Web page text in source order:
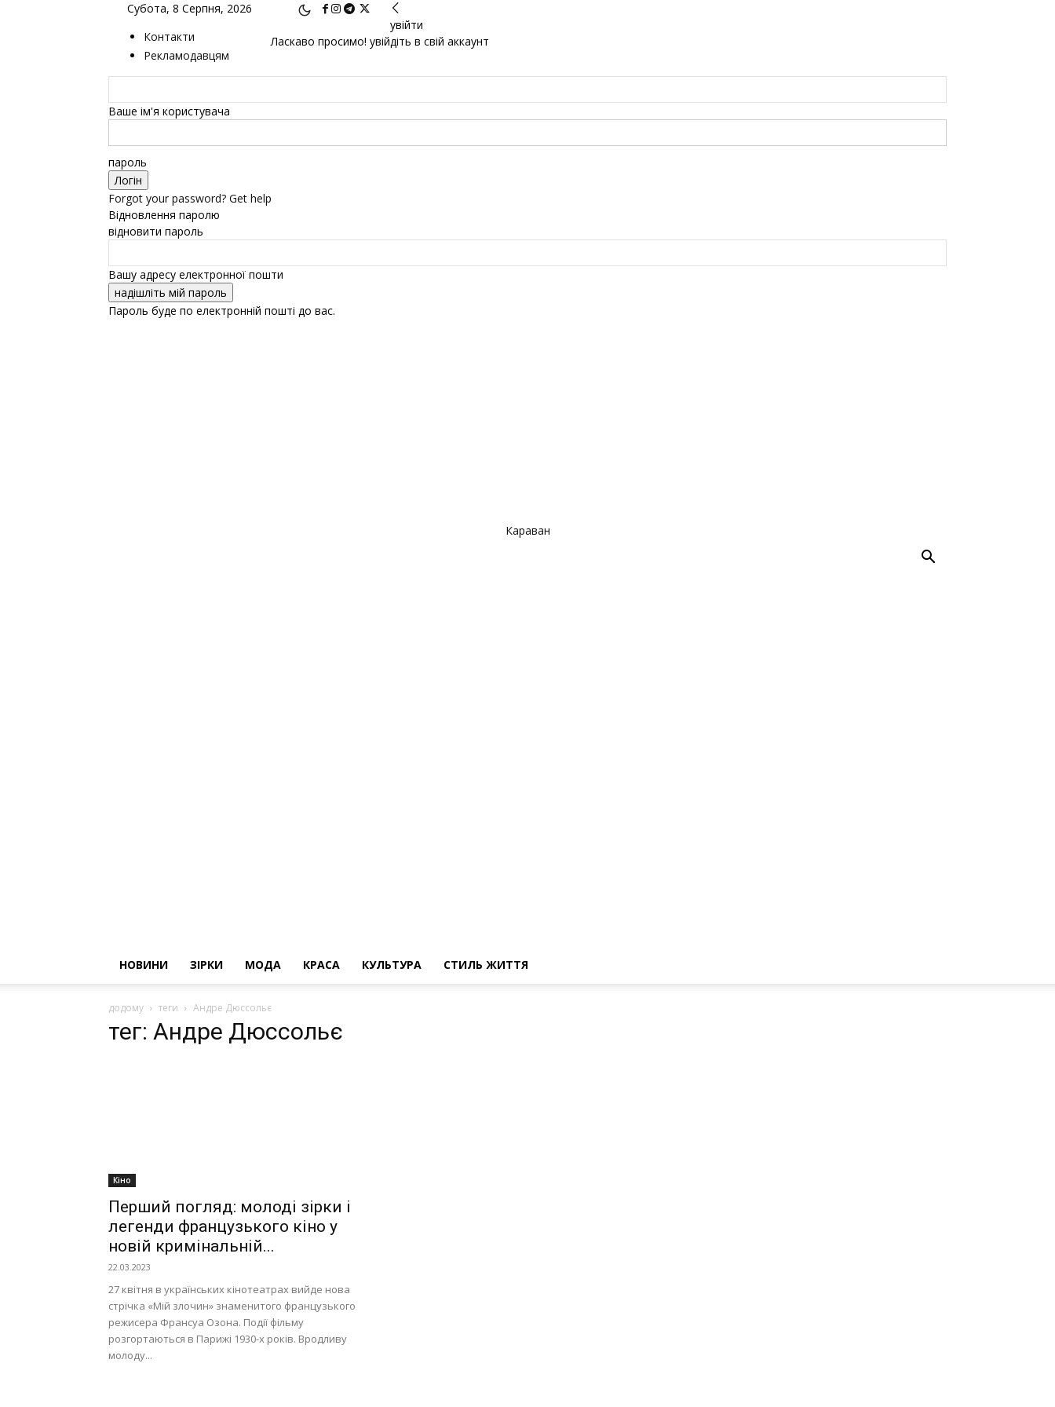
Субота, 8 Серпня, 2026
Контакти
Рекламодавцям
увійти
Ласкаво просимо! увійдіть в свій аккаунт
Ваше ім'я користувача
пароль
Forgot your password? Get help
Відновлення паролю
відновити пароль
Вашу адресу електронної пошти
Пароль буде по електронній пошті до вас.
Караван
НОВИНИ ЗІРКИ МОДА КРАСА КУЛЬТУРА СТИЛЬ ЖИТТЯ
додому теги Андре Дюссольє
тег: Андре Дюссольє
Кіно
Перший погляд: молоді зірки і
легенди французького кіно у
новій кримінальній...
22.03.2023
27 квітня в українських кінотеатрах вийде нова
стрічка «Мій злочин» знаменитого французького
режисера Франсуа Озона. Події фільму
розгортаються в Парижі 1930-х років. Вродливу
молоду...